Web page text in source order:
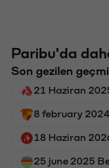
Paribu'da
Son gezilen
21 Haziran
8 february
18 Haziran
25 june 2025